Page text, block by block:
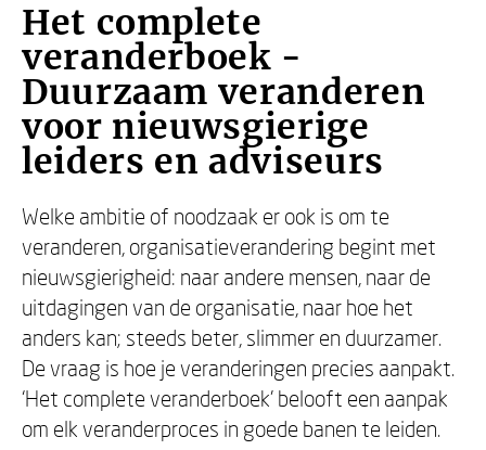
Het complete
veranderboek -
Duurzaam veranderen
voor nieuwsgierige
leiders en adviseurs
Welke ambitie of noodzaak er ook is om te
veranderen, organisatieverandering begint met
nieuwsgierigheid: naar andere mensen, naar de
uitdagingen van de organisatie, naar hoe het
anders kan; steeds beter, slimmer en duurzamer.
De vraag is hoe je veranderingen precies aanpakt.
‘Het complete veranderboek’ belooft een aanpak
om elk veranderproces in goede banen te leiden.